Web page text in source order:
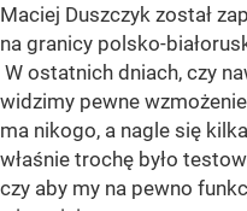
Maciej Duszczyk został
na granicy polsko-
W ostatnich dniach, czy
widzimy pewne
ma nikogo, a nagle się
właśnie trochę było
czy aby my na pewno